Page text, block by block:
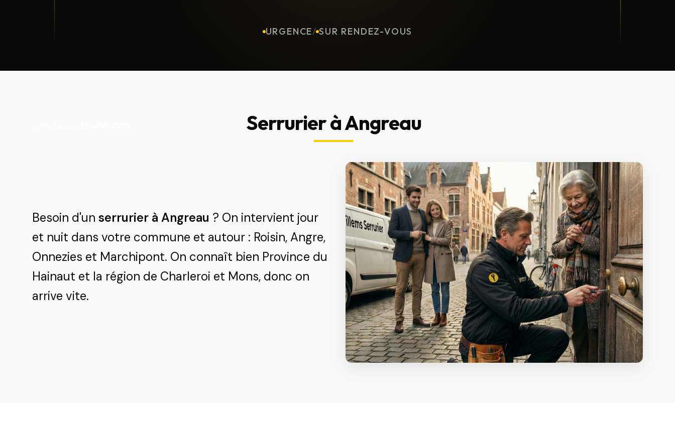
URGENCE/ SUR RENDEZ-VOUS
Serrurier à Angreau
Besoin d'un serrurier à Angreau ? On intervient jour
et nuit dans votre commune et autour : Roisin, Angre,
Onnezies et Marchipont. On connaît bien Province du
Hainaut et la région de Charleroi et Mons, donc on
arrive vite.